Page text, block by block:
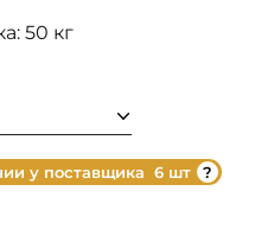
50 кг
у поставщика 6 шт